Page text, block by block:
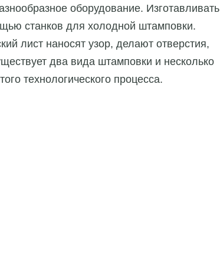
оборудование. Изготавливать
станков для холодной штамповки.
лист наносят узор, делают отверстия,
два вида штамповки и несколько
технологического процесса.